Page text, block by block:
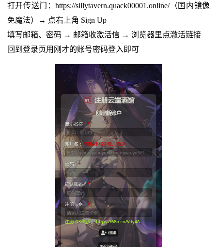
打开传送门：https://sillytavern.quack00001.online/（国内镜像
免魔法）→ 点右上角 Sign Up
填写邮箱、密码 → 邮箱收激活信 → 浏览器里点激活链接
回到登录页用刚才的账号密码登入即可